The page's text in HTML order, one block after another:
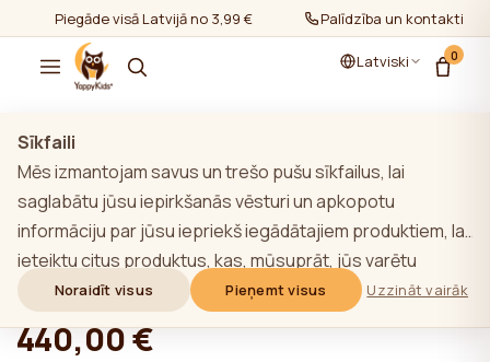
Piegāde visā Latvijā no 3,99 € Palīdzība un kontakti
Latviski 0
Rādīt visu
YappyÉtude kumode, SKY GREY
★★★★★
★★★★★4,9 (22)
440,00 €
Sīkfaili
Mēs izmantojam savus un trešo pušu sīkfailus, lai
saglabātu jūsu iepirkšanās vēsturi un apkopotu
informāciju par jūsu iepriekš iegādātajiem produktiem, lai
ieteiktu citus produktus, kas, mūsuprāt, jūs varētu
interesēt. Lai uzzinātu vairāk par mūsu sīkfailu politiku,
noklikšķiniet uz pogas "Uzzināt vairāk". Jūs varat piekrist
visām sīkdatnēm, noklikšķinot uz pogas "Pieņemt visas",
Noraidīt visus Pieņemt visus Uzzināt vairāk